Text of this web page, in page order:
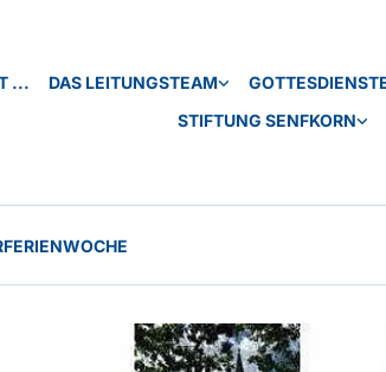
... DAS LEITUNGSTEAM
STIFTUNG SENFKORN